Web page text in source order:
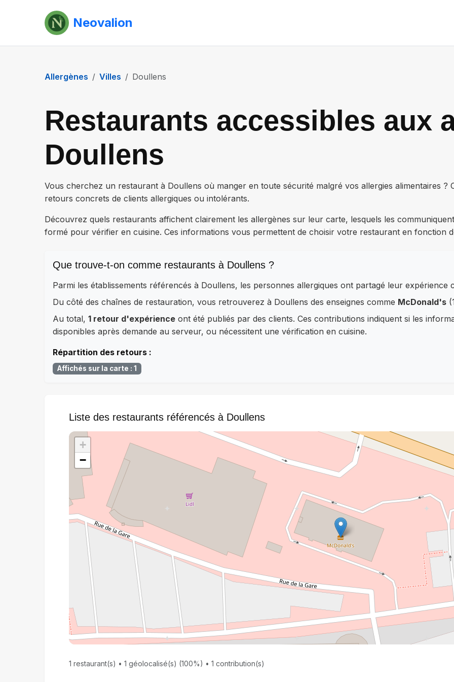
Neovalion
Allergènes Villes Doullens
Restaurants accessibles aux
Doullens
Vous cherchez un restaurant à Doullens où manger en toute sécurité malgré vos allergies alimentaires ?
retours concrets de clients allergiques ou intolérants.
Découvrez quels restaurants affichent clairement les allergènes sur leur carte, lesquels les
formé pour vérifier en cuisine. Ces informations vous permettent de choisir votre restaurant en fonction
Que trouve-t-on comme restaurants à Doullens ?
Parmi les établissements référencés à Doullens, les personnes allergiques ont partagé leur expérience
Du côté des chaînes de restauration, vous retrouverez à Doullens des enseignes comme McDonald's
Au total, 1 retour d'expérience ont été publiés par des clients. Ces contributions indiquent si les
disponibles après demande au serveur, ou nécessitent une vérification en cuisine.
Répartition des retours :
Affichés sur la carte : 1
Liste des restaurants référencés à Doullens
+
−
1 restaurant(s) • 1 géolocalisé(s) (100%) • 1 contribution(s)